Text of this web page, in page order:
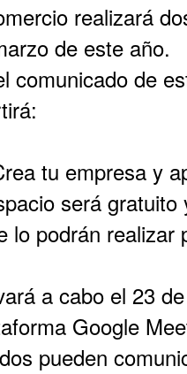
realizará
de este año.
comunicado de
tu empresa y
será
lo podrán realizar
a cabo el 23
Google
pueden